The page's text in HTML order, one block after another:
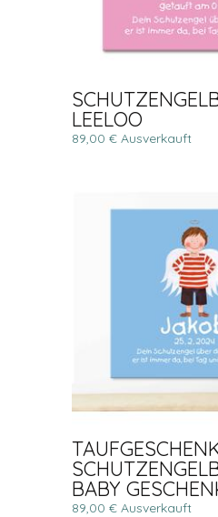
LEELOO
89,00 € Ausverkauft
BABY
89,00 € Ausverkauft